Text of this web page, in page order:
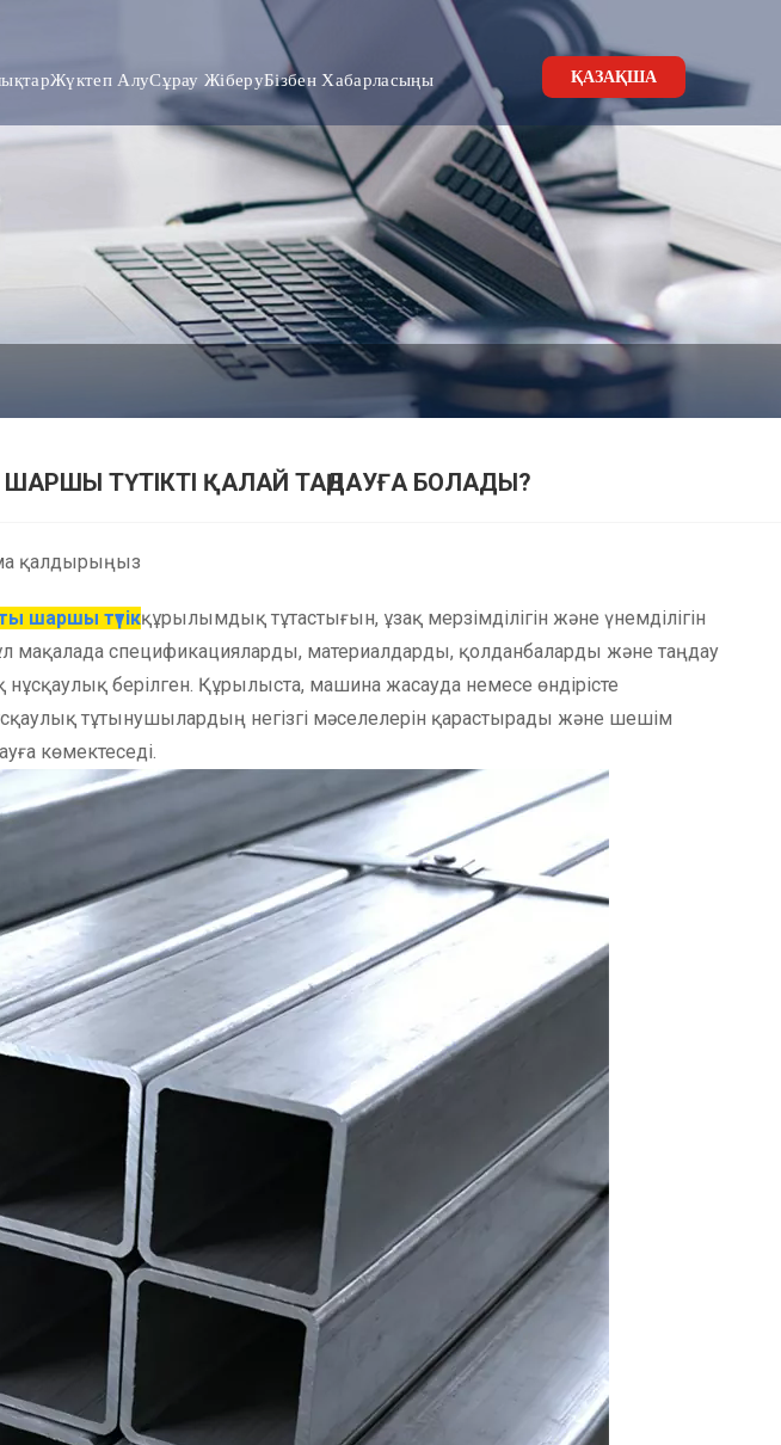
Жүктеп АлуСұрау ЖіберуБізбен Хабарласыңы ҚАЗАҚША
ТҮТІКТІ ҚАЛАЙ ТАҢДАУҒА БОЛАДЫ?
қалдырыңыз
шаршы түтікқұрылымдық тұтастығын, ұзақ мерзімділігін және үнемділігін
мақалада спецификацияларды, материалдарды, қолданбаларды және таңдау
нұсқаулық берілген. Құрылыста, машина жасауда немесе өндірісте
тұтынушылардың негізгі мәселелерін қарастырады және шешім
көмектеседі.